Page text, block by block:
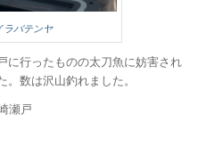
ラバテンヤ
に行ったものの太刀魚に妨害され
数は沢山釣れました。
瀬戸